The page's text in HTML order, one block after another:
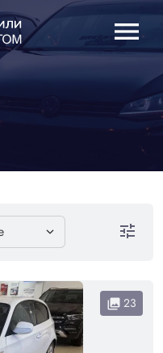
menu
tune
collections 23